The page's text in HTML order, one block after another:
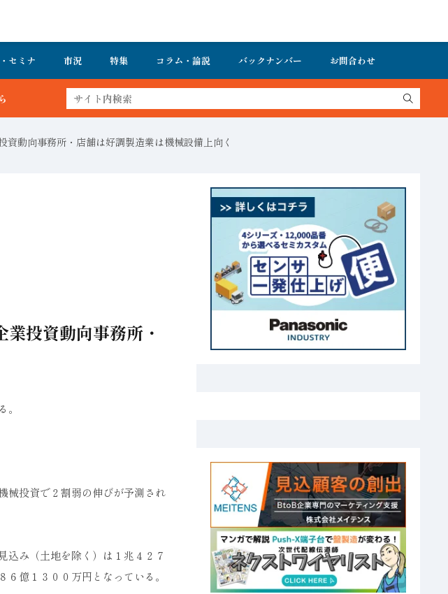
セミナ 市況 特集 コラム・論説 バックナンバー お問合わせ
動向事務所・店舗は好調製造業は機械設備上向く
投資動向事務所・
械投資で２割弱の伸びが予測され
込み（土地を除く）は１兆４２７
億１３００万円となっている。